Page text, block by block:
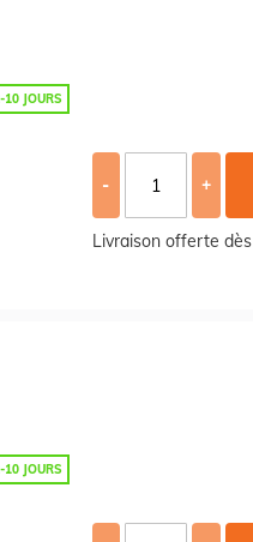
JOURS
- +
Livraison offerte dès
JOURS